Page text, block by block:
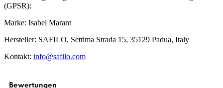
(GPSR):
Marke: Isabel Marant
Hersteller: SAFILO, Settima Strada 15, 35129 Padua, Italy
Kontakt: info@safilo.com